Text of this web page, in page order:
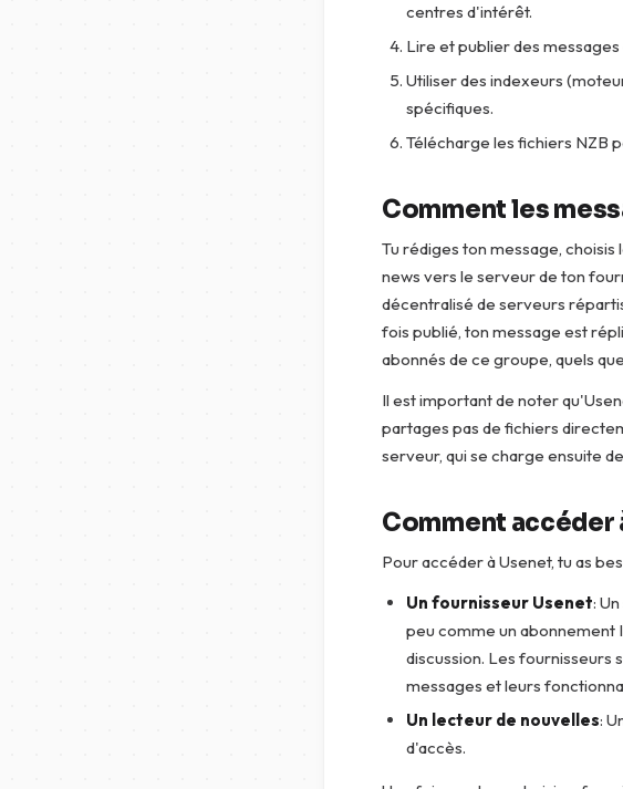
centres d'intérêt.
Lire et publier des
Utiliser des indexeurs
spécifiques.
Télécharge les fichiers NZB
Comment les
Tu rédiges ton message,
news vers le serveur de ton
décentralisé de serveurs
fois publié, ton message est
abonnés de ce groupe, quels
Il est important de noter
partages pas de fichiers
serveur, qui se charge ensuite
Comment accéder
Pour accéder à Usenet, tu as
Un fournisseur Usenet:
peu comme un abonnement
discussion. Les fournisseurs
messages et leurs
Un lecteur de nouvelles:
d'accès.